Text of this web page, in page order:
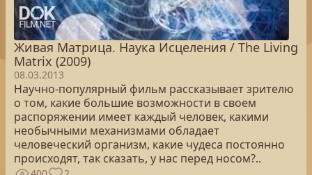
Живая Матрица. Наука Исцеления / The Living
Matrix (2009)
08.03.2013
Научно-популярный фильм рассказывает зрителю
о том, какие большие возможности в своем
распоряжении имеет каждый человек, какими
необычными механизмами обладает
человеческий организм, какие чудеса постоянно
происходят, так сказать, у нас перед носом?..